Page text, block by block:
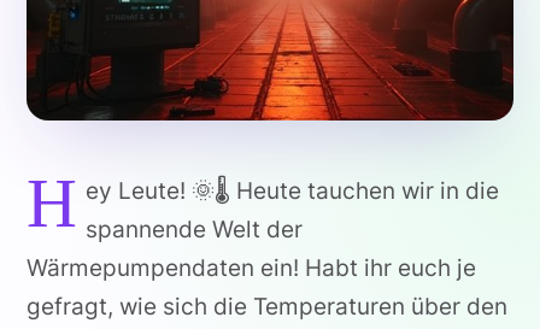
H ey Leute! 🌞🌡️ Heute tauchen wir in die
spannende Welt der
Wärmepumpendaten ein! Habt ihr euch je
gefragt, wie sich die Temperaturen über den